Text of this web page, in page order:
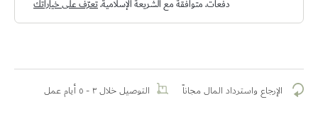
الإرجاع واسترداد المال مجاناً التوصيل خلال ٣ - ٥ أيام عمل